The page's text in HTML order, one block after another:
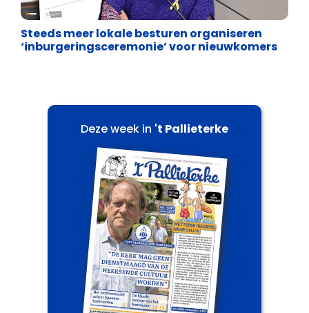
Binnenland politiek
Steeds meer lokale besturen organiseren
‘inburgeringsceremonie’ voor nieuwkomers
Deze week in 't Pallieterke